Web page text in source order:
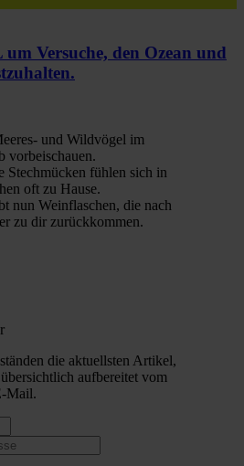
Versuche, den Ozean und
und Wildvögel im
vorbeischauen.
Stechmücken fühlen sich in
oft zu Hause.
nun Weinflaschen, die nach
zu dir zurückkommen.
die aktuellsten Artikel,
aufbereitet vom
Mail.